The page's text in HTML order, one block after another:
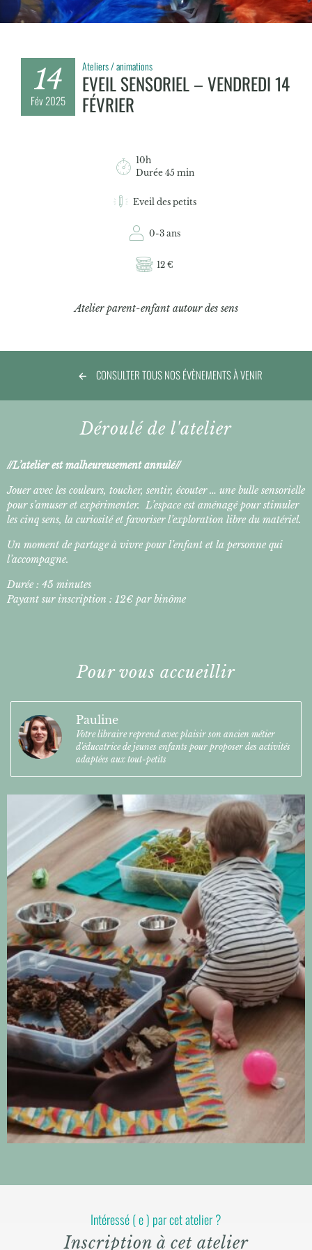
14
Fév 2025
Ateliers / animations
EVEIL SENSORIEL – VENDREDI 14
FÉVRIER
10h
Durée 45 min
Eveil des petits
0-3 ans
12 €
Atelier parent-enfant autour des sens
CONSULTER TOUS NOS ÉVÈNEMENTS À VENIR
Déroulé de l'atelier
//L’atelier est malheureusement annulé//
Jouer avec les couleurs, toucher, sentir, écouter … une bulle sensorielle
pour s’amuser et expérimenter. L’espace est aménagé pour stimuler
les cinq sens, la curiosité et favoriser l’exploration libre du matériel.
Un moment de partage à vivre pour l’enfant et la personne qui
l’accompagne.
Durée : 45 minutes
Payant sur inscription : 12€ par binôme
Pour vous accueillir
Pauline
Votre libraire reprend avec plaisir son ancien métier
d'éducatrice de jeunes enfants pour proposer des activités
adaptées aux tout-petits
Intéressé ( e ) par cet atelier ?
Inscription à cet atelier